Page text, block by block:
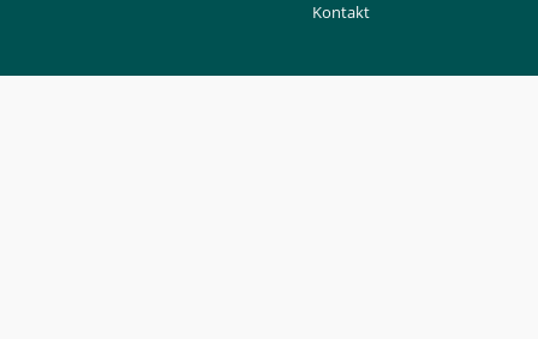
Kontakt